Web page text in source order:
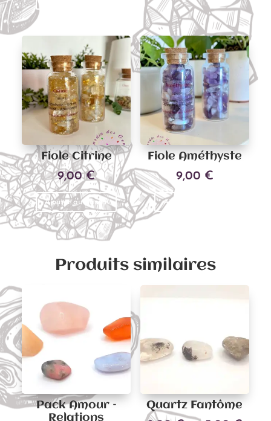
Fiole Citrine
9,00€
Ajouter au panier
Fiole Améthyste
9,00 €
Ajouter au panier
Produits similaires
Pack Amour –
Relations
Quartz Fantôme